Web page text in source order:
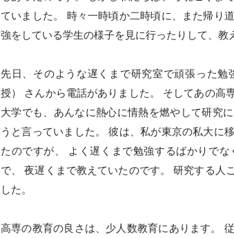
ていました。 時々一時頃か二時頃に、また帰り
強をしている学生の様子を見に行ったりして、教
先日、そのような遅くまで研究室で頑張った
授） さんから電話がありました。 そしてあの高
大学でも、あんなに熱心に情熱を燃やして研究
うと言っていました。 彼は、私が東京の私大に
たのですが、 よく遅くまで勉強するばかりで
で、 夜遅くまで教えていたのです。 研究する人
した。
高専の教育の良さは、少人数教育にあります。